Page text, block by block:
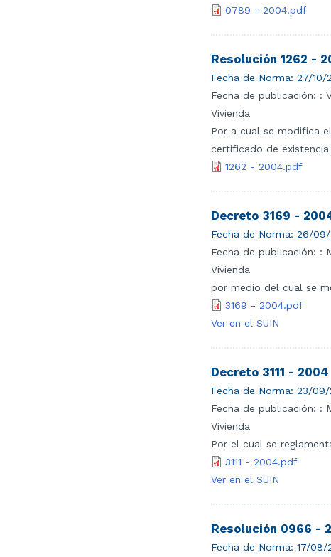
0789 - 2004.pdf
Resolución 1262 -
Fecha de Norma: 27/10/
Fecha de publicación: :
Vivienda
Por a cual se modifica
certificado de existencia
1262 - 2004.pdf
Decreto 3169 -
Fecha de Norma: 26/09/
Fecha de publicación: :
Vivienda
por medio del cual se
3169 - 2004.pdf
Ver en el SUIN
Decreto 3111 - 2004
Fecha de Norma: 23/09/
Fecha de publicación: :
Vivienda
Por el cual se
3111 - 2004.pdf
Ver en el SUIN
Resolución 0966 -
Fecha de Norma: 17/08/